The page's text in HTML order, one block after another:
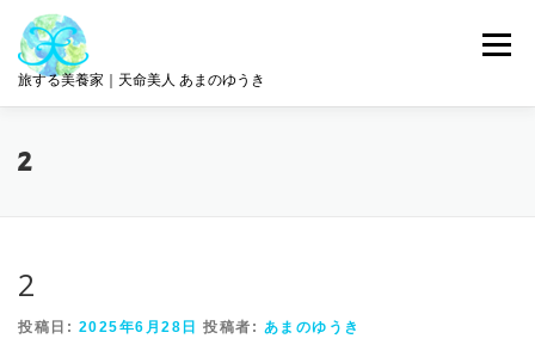
ツ
旅する美養家｜天命美人 あまのゆうき
メニュー
2
2
投稿日: 2025年6月28日 投稿者: あまのゆうき